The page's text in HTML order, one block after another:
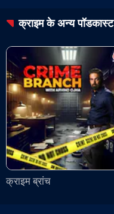
क्राइमके अन्य पॉडकास्ट
क्राइम ब्रांच